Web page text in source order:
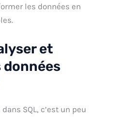
les données en
et
SQL, c’est un peu